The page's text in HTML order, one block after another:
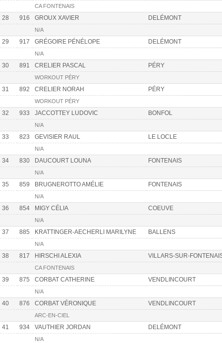
CA FONTENAIS
28 916 GROUX XAVIER DELÉMONT
N/A
29 917 GRÉGOIRE PÉNÉLOPE DELÉMONT
N/A
30 891 CRELIER PASCAL PÉRY
WORKOUT PÉRY
31 892 CRELIER NORAH PÉRY
WORKOUT PÉRY
32 933 JACCOTTEY LUDOVIC BONFOL
N/A
33 823 GEVISIER RAUL LE LOCLE
N/A
34 830 DAUCOURT LOUNA FONTENAIS
N/A
35 859 BRUGNEROTTO AMÉLIE FONTENAIS
N/A
36 854 MIGY CÉLIA COEUVE
N/A
37 885 KRATTINGER-AECHERLI MARILYNE BALLENS
N/A
38 817 HIRSCHI ALEXIA VILLARS-SUR-
CA FONTENAIS
39 875 CORBAT CATHERINE VENDLINCOURT
N/A
40 876 CORBAT VÉRONIQUE VENDLINCOURT
ARC-EN-CIEL
41 934 VAUTHIER JORDAN DELÉMONT
N/A